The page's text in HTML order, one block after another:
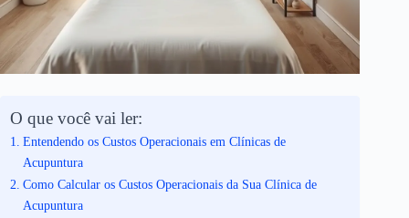
O que você vai ler:
Entendendo os Custos Operacionais em Clínicas de
Acupuntura
Como Calcular os Custos Operacionais da Sua Clínica de
Acupuntura